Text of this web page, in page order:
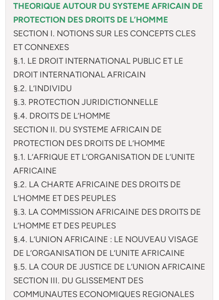
THEORIQUE AUTOUR DU SYSTEME AFRICAIN DE
PROTECTION DES DROITS DE L’HOMME
SECTION I. NOTIONS SUR LES CONCEPTS CLES
ET CONNEXES
§.1. LE DROIT INTERNATIONAL PUBLIC ET LE
DROIT INTERNATIONAL AFRICAIN
§.2. L’INDIVIDU
§.3. PROTECTION JURIDICTIONNELLE
§.4. DROITS DE L’HOMME
SECTION II. DU SYSTEME AFRICAIN DE
PROTECTION DES DROITS DE L’HOMME
§.1. L’AFRIQUE ET L’ORGANISATION DE L’UNITE
AFRICAINE
§.2. LA CHARTE AFRICAINE DES DROITS DE
L’HOMME ET DES PEUPLES
§.3. LA COMMISSION AFRICAINE DES DROITS DE
L’HOMME ET DES PEUPLES
§.4. L’UNION AFRICAINE : LE NOUVEAU VISAGE
DE L’ORGANISATION DE L’UNITE AFRICAINE
§.5. LA COUR DE JUSTICE DE L’UNION AFRICAINE
SECTION III. DU GLISSEMENT DES
COMMUNAUTES ECONOMIQUES REGIONALES